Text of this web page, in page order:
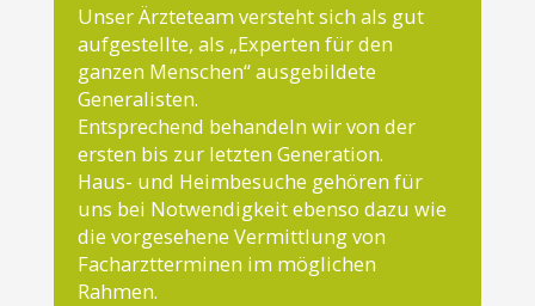
Unser Ärzteteam versteht sich als gut
aufgestellte, als „Experten für den
ganzen Menschen“ ausgebildete
Generalisten.
Entsprechend behandeln wir von der
ersten bis zur letzten Generation.
Haus- und Heimbesuche gehören für
uns bei Notwendigkeit ebenso dazu wie
die vorgesehene Vermittlung von
Facharztterminen im möglichen
Rahmen.